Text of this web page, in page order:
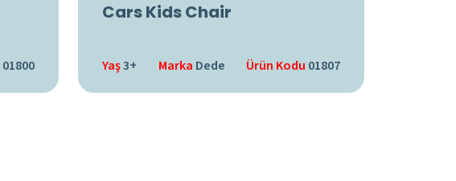
01800
Cars Kids Chair
Yaş3+ Marka Dede Ürün Kodu 01807